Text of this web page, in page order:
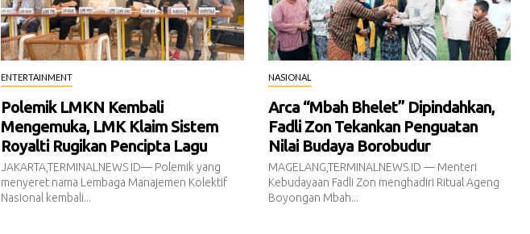
ENTERTAINMENT
Polemik LMKN Kembali
Mengemuka, LMK Klaim Sistem
Royalti Rugikan Pencipta Lagu
JAKARTA,TERMINALNEWS ID— Polemik yang
menyeret nama Lembaga Manajemen Kolektif
Nasional kembali...
NASIONAL
Arca “Mbah Bhelet” Dipindahkan,
Fadli Zon Tekankan Penguatan
Nilai Budaya Borobudur
MAGELANG,TERMINALNEWS.ID — Menteri
Kebudayaan Fadli Zon menghadiri Ritual Ageng
Boyongan Mbah...